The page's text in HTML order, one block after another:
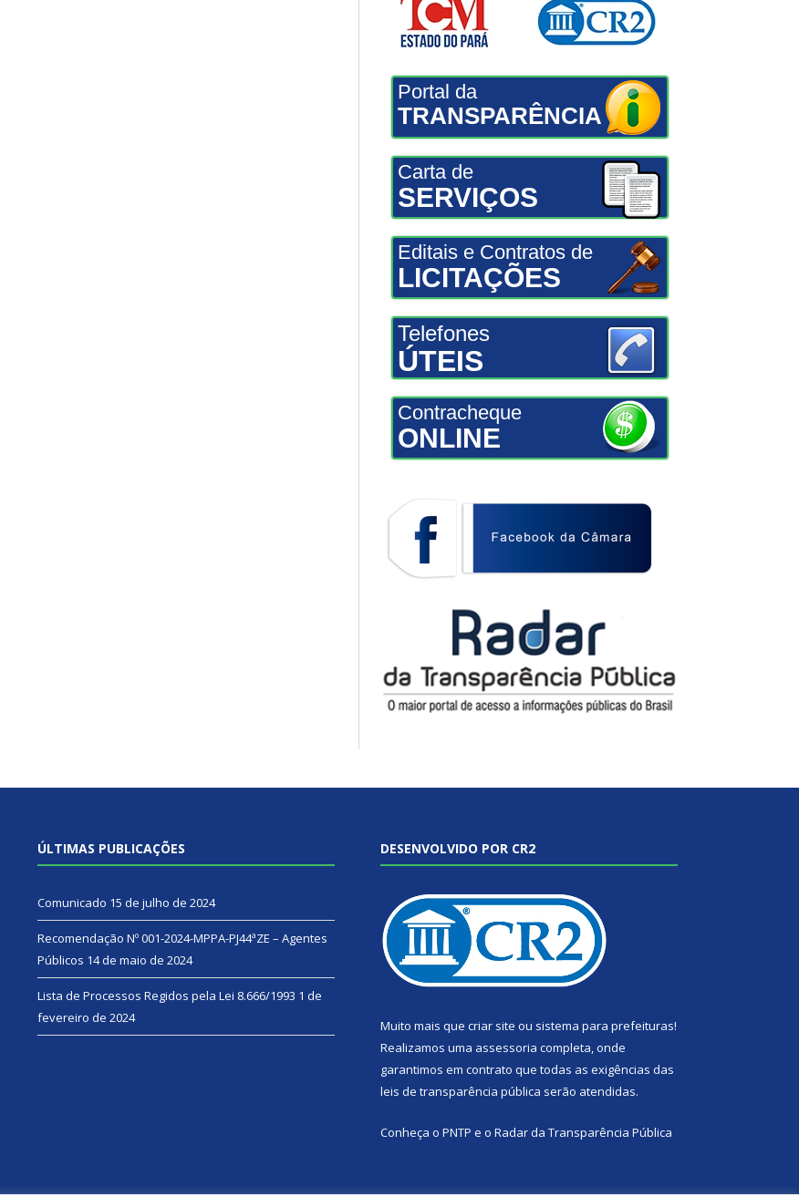
Portal da
TRANSPARÊNCIA
Carta de
SERVIÇOS
Editais e Contratos de
LICITAÇÕES
Telefones
ÚTEIS
Contracheque
ONLINE
ÚLTIMAS PUBLICAÇÕES
Comunicado 15 de julho de 2024
Recomendação Nº 001-2024-MPPA-PJ44ªZE – Agentes
Públicos 14 de maio de 2024
Lista de Processos Regidos pela Lei 8.666/1993 1 de
fevereiro de 2024
DESENVOLVIDO POR CR2
Muito mais que criar site ou sistema para prefeituras!
Realizamos uma assessoria completa, onde
garantimos em contrato que todas as exigências das
leis de transparência pública serão atendidas.
Conheça o PNTP e o Radar da Transparência Pública